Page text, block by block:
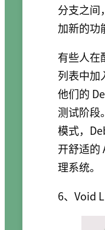
分支之间
加新的功
有些人在
列表中加
他们的
测试阶段
模式，
开舒适的
理系统。
6、Void